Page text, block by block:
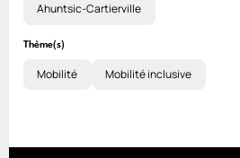
Ahuntsic-Cartierville
Thème(s)
Mobilité Mobilité inclusive